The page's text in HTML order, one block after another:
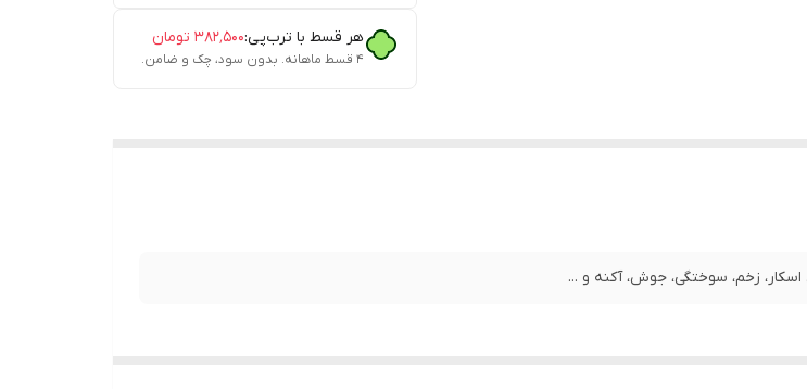
هر قسط با ترب‌پی:۳۸۲٬۵۰۰ تومان
۴ قسط ماهانه. بدون سود، چک و ضامن.
زخم، سوختگی، جوش، آکنه و ...